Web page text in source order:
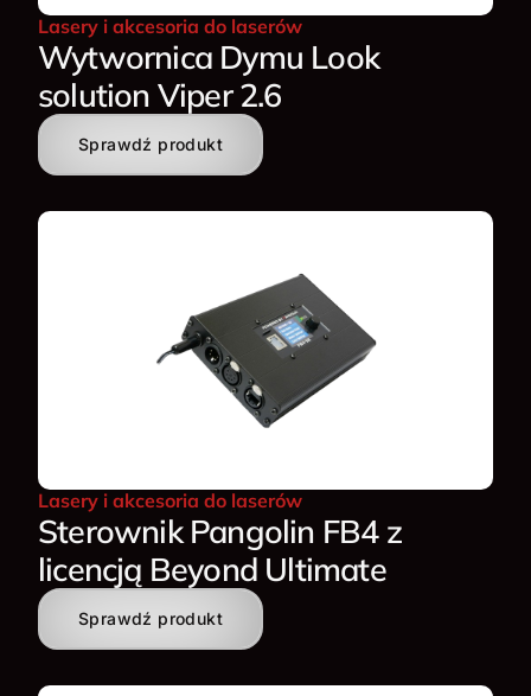
Lasery i akcesoria do laserów
Wytwornica Dymu Look
solution Viper 2.6
Sprawdź produkt
Lasery i akcesoria do laserów
Sterownik Pangolin FB4 z
licencją Beyond Ultimate
Sprawdź produkt